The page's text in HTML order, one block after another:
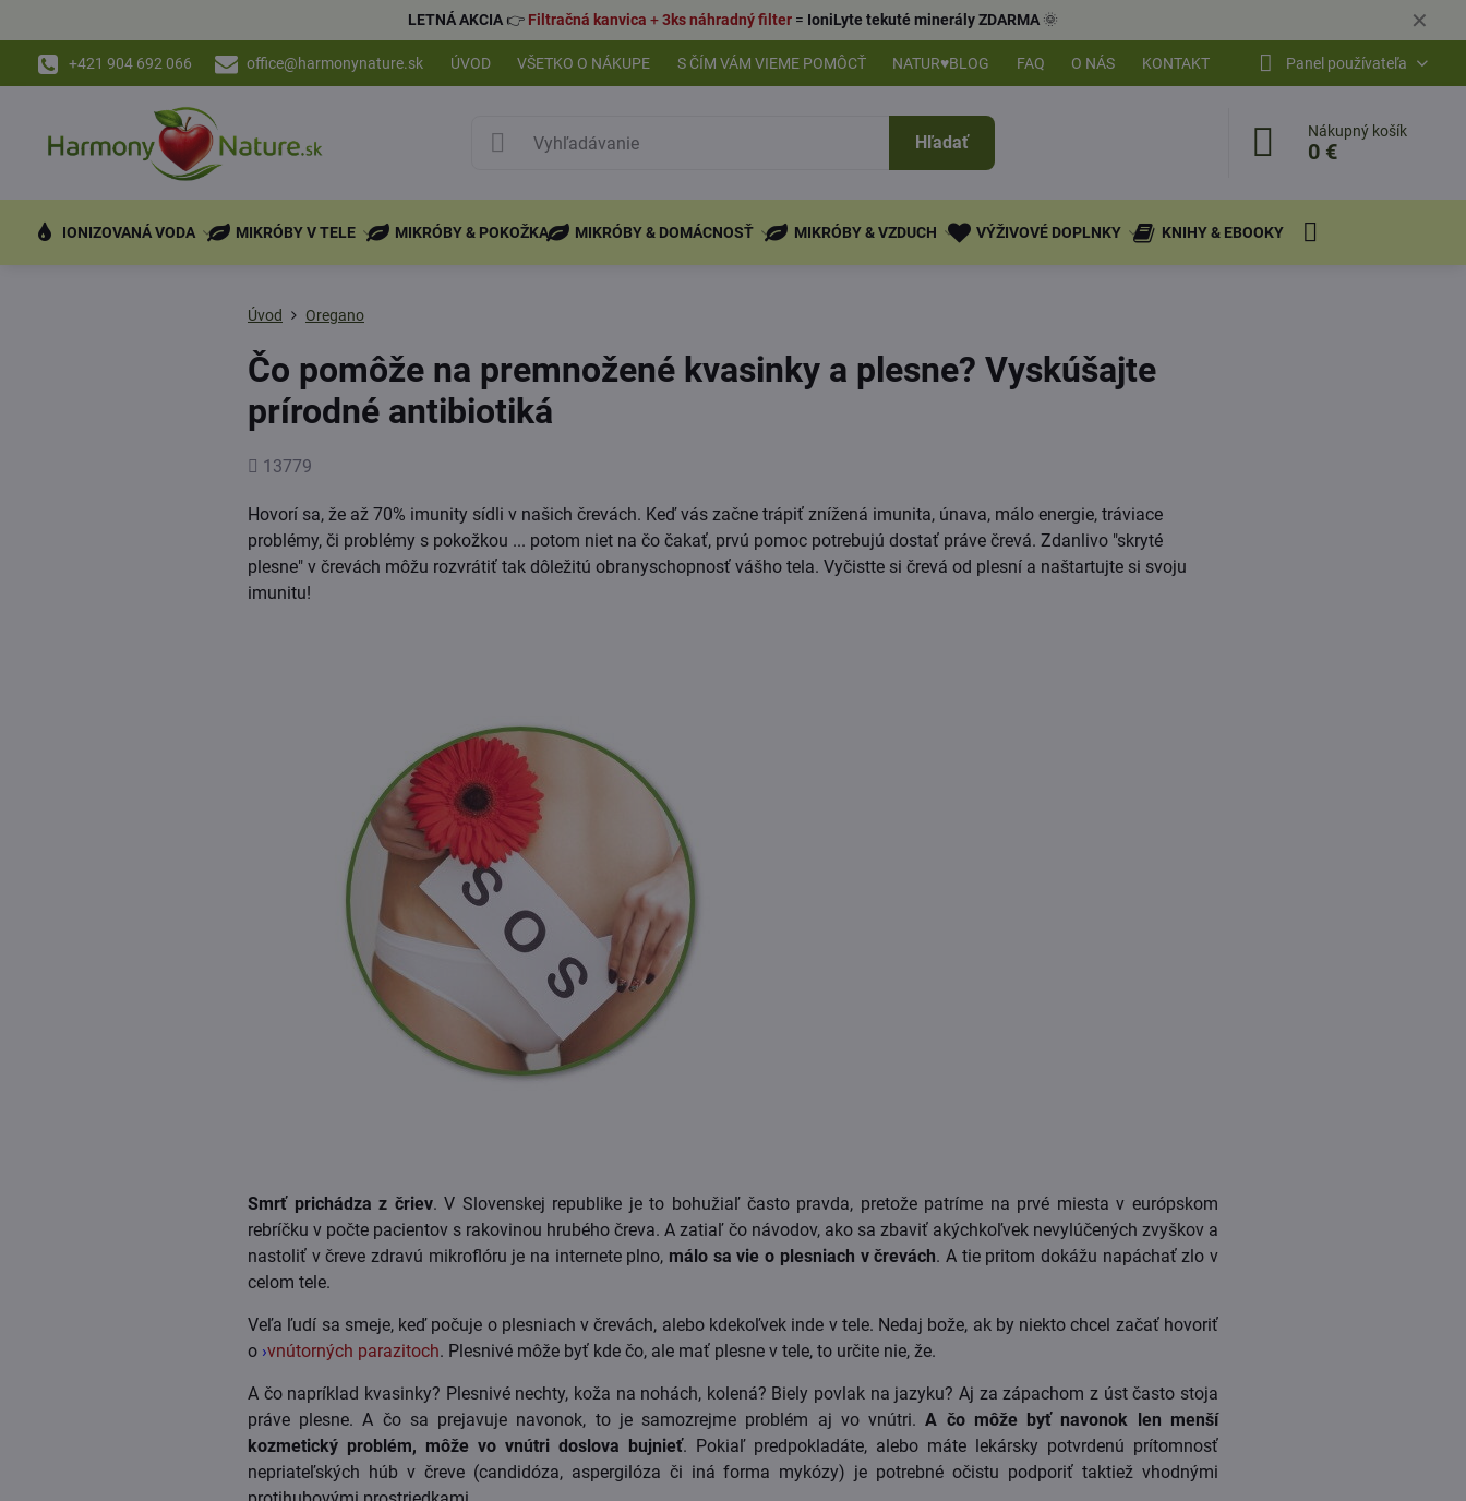
✕
LETNÁ AKCIA👉 Filtračná kanvica +3ks náhradný filter= IoniLyte tekuté minerály ZDARMA🌞
+421 904 692 066 office@harmonynature.sk ÚVOD VŠETKO O NÁKUPE S ČÍM VÁM VIEME POMÔCŤ NATUR♥BLOG FAQ O NÁS KONTAKT Panel používateľa
Hľadať
Nákupný košík
0 €
IONIZOVANÁ VODA MIKRÓBY V TELE MIKRÓBY & POKOŽKA MIKRÓBY & DOMÁCNOSŤ MIKRÓBY & VZDUCH VÝŽIVOVÉ DOPLNKY KNIHY & EBOOKY
Úvod Oregano
Čo pomôže na premnožené kvasinky a plesne? Vyskúšajte
prírodné antibiotiká
Počet
13779
Hovorí sa, že až 70% imunity sídli v našich črevách. Keď vás začne trápiť znížená imunita, únava, málo energie, tráviace
problémy, či problémy s pokožkou ... potom niet na čo čakať, prvú pomoc potrebujú dostať práve črevá. Zdanlivo "skryté
plesne" v črevách môžu rozvrátiť tak dôležitú obranyschopnosť vášho tela. Vyčistte si črevá od plesní a naštartujte si svoju
imunitu!
Smrť prichádza z čriev. V Slovenskej republike je to bohužiaľ často pravda, pretože patríme na prvé miesta v európskom
rebríčku v počte pacientov s rakovinou hrubého čreva. A zatiaľ čo návodov, ako sa zbaviť akýchkoľvek nevylúčených zvyškov a
nastoliť v čreve zdravú mikroflóru je na internete plno, málo sa vie o plesniach v črevách. A tie pritom dokážu napáchať zlo v
celom tele.
Veľa ľudí sa smeje, keď počuje o plesniach v črevách, alebo kdekoľvek inde v tele. Nedaj bože, ak by niekto chcel začať hovoriť
o ›vnútorných parazitoch. Plesnivé môže byť kde čo, ale mať plesne v tele, to určite nie, že.
A čo napríklad kvasinky? Plesnivé nechty, koža na nohách, kolená? Biely povlak na jazyku? Aj za zápachom z úst často stoja
práve plesne. A čo sa prejavuje navonok, to je samozrejme problém aj vo vnútri.A čo môže byť navonok len menší
kozmetický problém, môže vo vnútri doslova bujnieť. Pokiaľ predpokladáte, alebo máte lekársky potvrdenú prítomnosť
nepriateľských húb v čreve (candidóza, aspergilóza či iná forma mykózy) je potrebné očistu podporiť taktiež vhodnými